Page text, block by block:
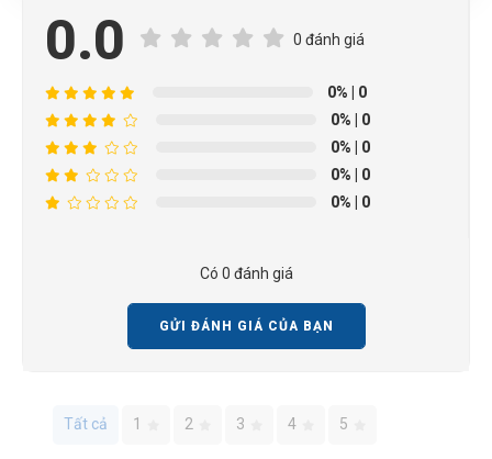
0.0 0 đánh giá
0% | 0
0% | 0
0% | 0
0% | 0
0% | 0
Có 0 đánh giá
GỬI ĐÁNH GIÁ CỦA BẠN
Tất cả 1 2 3 4 5